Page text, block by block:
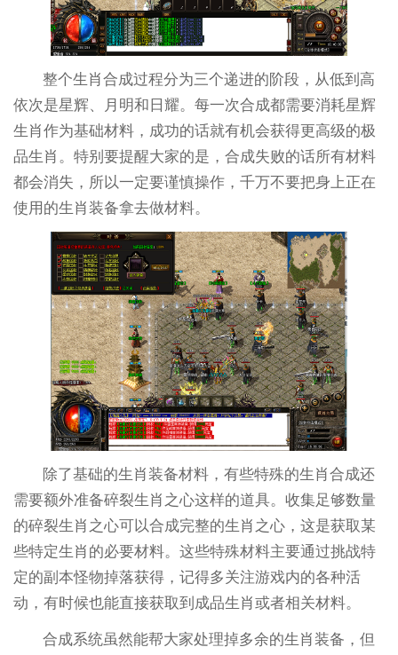
整个生肖合成过程分为三个递进的阶段，从低到高
依次是星辉、月明和日耀。每一次合成都需要消耗星辉
生肖作为基础材料，成功的话就有机会获得更高级的极
品生肖。特别要提醒大家的是，合成失败的话所有材料
都会消失，所以一定要谨慎操作，千万不要把身上正在
使用的生肖装备拿去做材料。
除了基础的生肖装备材料，有些特殊的生肖合成还
需要额外准备碎裂生肖之心这样的道具。收集足够数量
的碎裂生肖之心可以合成完整的生肖之心，这是获取某
些特定生肖的必要材料。这些特殊材料主要通过挑战特
定的副本怪物掉落获得，记得多关注游戏内的各种活
动，有时候也能直接获取到成品生肖或者相关材料。
合成系统虽然能帮大家处理掉多余的生肖装备，但